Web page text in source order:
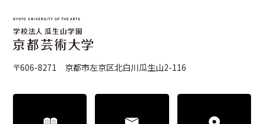
〒606-8271 京都市左京区北白川瓜生山2-116